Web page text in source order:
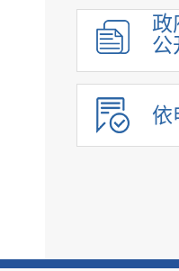
突发事
公共企事业
公告公示
政府公报
基层政务公
政
公
依